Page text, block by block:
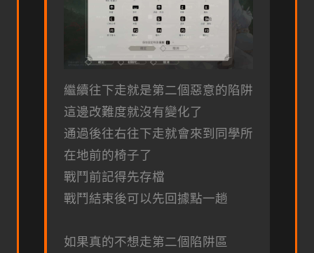
繼續往下走就是第二個惡意的陷阱
這邊改難度就沒有變化了
通過後往右往下走就會來到同學所
在地前的椅子了
戰鬥前記得先存檔
戰鬥結束後可以先回據點一趟
如果真的不想走第二個陷阱區